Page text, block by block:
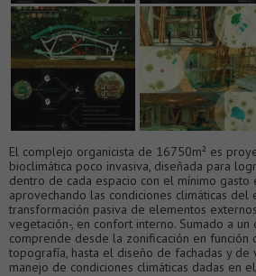
El complejo organicista de 16750m² es
bioclimática poco invasiva, diseñada para
dentro de cada espacio con el mínimo gasto
aprovechando las condiciones climáticas del
transformación pasiva de elementos
vegetación-, en confort interno. Sumado a un
comprende desde la zonificación en función
topografía, hasta el diseño de fachadas y
manejo de condiciones climáticas dadas en